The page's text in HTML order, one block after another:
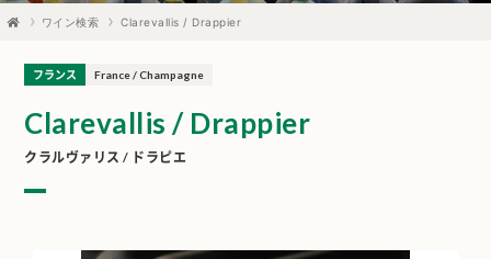
ワイン検索 Clarevallis / Drappier
Clarevallis / Drappier
クラルヴァリス / ドラピエ
フランス France / Champagne